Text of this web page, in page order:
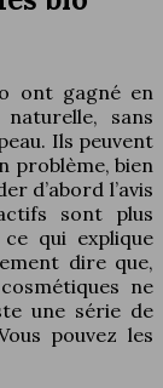
ont gagné en
sans
Ils peuvent
problème, bien
d’abord l’avis
sont plus
qui explique
dire que,
ne
une série de
pouvez les